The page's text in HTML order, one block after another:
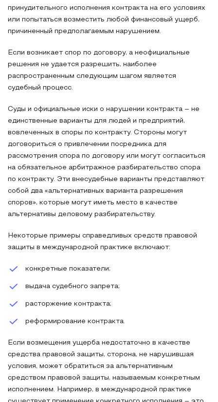
принудительного исполнения контракта на его условиях
или попытаться возместить любой финансовый ущерб,
причиненный предполагаемым нарушением.
Если возникает спор по договору, а неофициальные
решения не удается разрешить, наиболее
распространенным следующим шагом является
судебный процесс.
Суды и официальные иски о нарушении контракта – не
единственные варианты для людей и предприятий,
вовлеченных в споры по контракту. Стороны могут
договориться о привлечении посредника для
рассмотрения спора по договору или могут согласиться
на обязательное арбитражное разбирательство спора
по контракту. Эти внесудебные варианты представляют
собой два «альтернативных варианта разрешения
споров», которые могут иметь место в качестве
альтернативы деловому разбирательству.
Некоторые примеры справедливых средств правовой
защиты в международной практике включают:
конкретные показатели;
выдача судебного запрета;
расторжение контракта;
реформирование контракта.
Если возмещения ущерба недостаточно в качестве
средства правовой защиты, сторона, не нарушившая
условия, может обратиться за альтернативным
средством правовой защиты, называемым конкретным
исполнением. Например, в международной практике